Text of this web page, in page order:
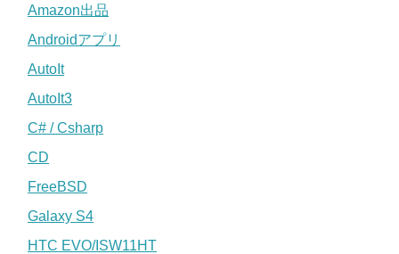
Amazon出品
Androidアプリ
AutoIt
AutoIt3
C# / Csharp
CD
FreeBSD
Galaxy S4
HTC EVO/ISW11HT